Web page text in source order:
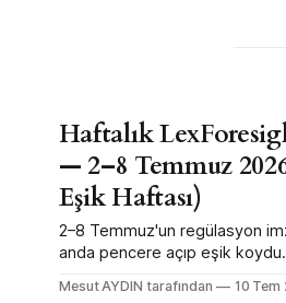
Haftalık
— 2–8 Temmuz
Eşik Haftası)
2–8 Temmuz'un regülasyon
anda pencere açıp eşik
sertleşti. 5 tema,
Mesut AYDIN tarafından 10 Tem